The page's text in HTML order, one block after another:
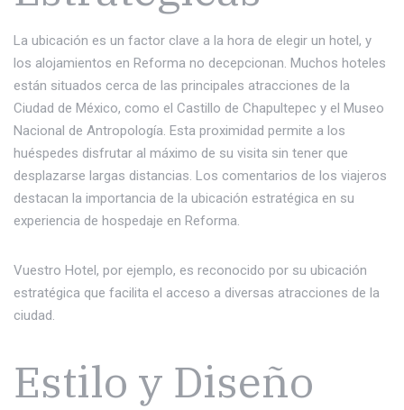
La ubicación es un factor clave a la hora de elegir un hotel, y
los alojamientos en Reforma no decepcionan. Muchos hoteles
están situados cerca de las principales atracciones de la
Ciudad de México, como el Castillo de Chapultepec y el Museo
Nacional de Antropología. Esta proximidad permite a los
huéspedes disfrutar al máximo de su visita sin tener que
desplazarse largas distancias. Los comentarios de los viajeros
destacan la importancia de la ubicación estratégica en su
experiencia de hospedaje en Reforma.
Vuestro Hotel, por ejemplo, es reconocido por su ubicación
estratégica que facilita el acceso a diversas atracciones de la
ciudad.
Estilo y Diseño